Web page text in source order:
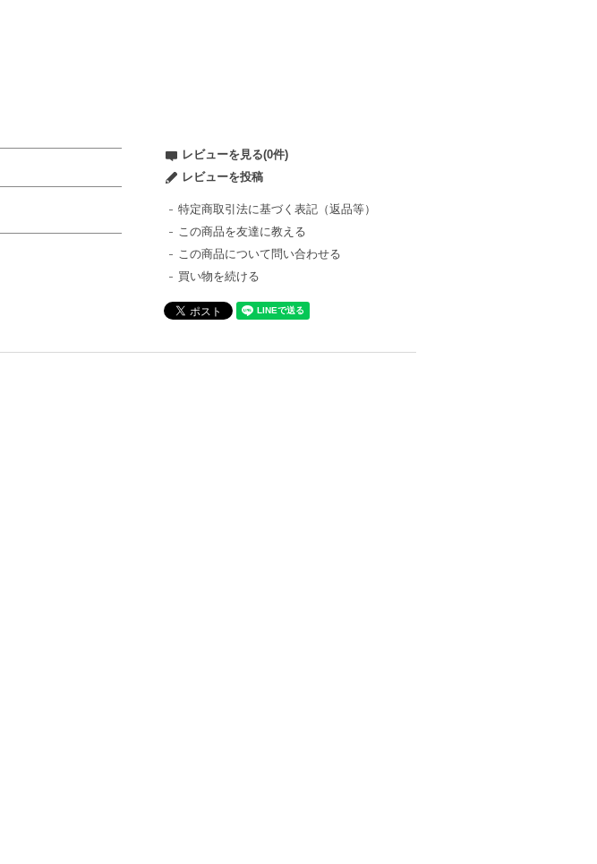
レビューを見る(0件)
レビューを投稿
特定商取引法に基づく表記（返品等）
この商品を友達に教える
この商品について問い合わせる
買い物を続ける